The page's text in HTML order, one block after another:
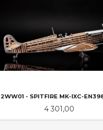
2WW01 - SPITFIRE MK-IXC-
Pris
4 301,00